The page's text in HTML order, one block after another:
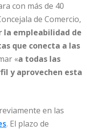
con más de 40
de Comercio,
empleabilidad de
que conecta a las
«a todas las
y aprovechen esta
en las
. El plazo de